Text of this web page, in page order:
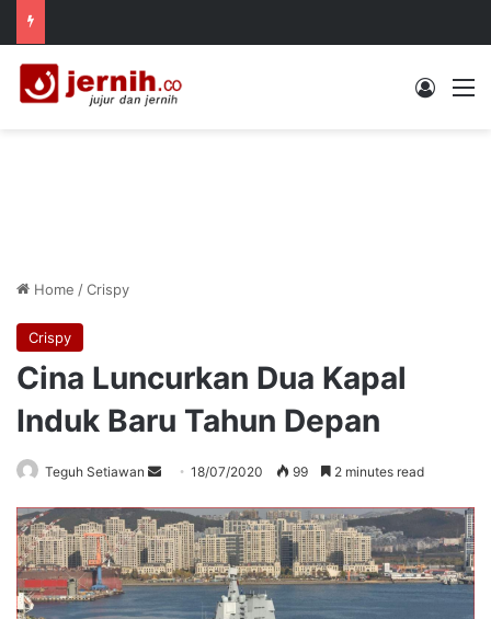
Log In
Home /Crispy
Crispy
Cina Luncurkan Dua Kapal
Induk Baru Tahun Depan
Teguh Setiawan
Send
email
18/07/2020 99 2 minutes read